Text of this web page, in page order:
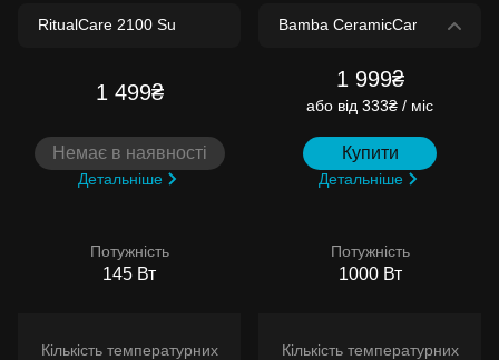
1 499₴
Немає в наявності
Детальніше
Потужність
145 Вт
Кількість температурних
1 999₴
або від 333₴ / міс
Купити
Детальніше
Потужність
1000 Вт
Кількість температурних